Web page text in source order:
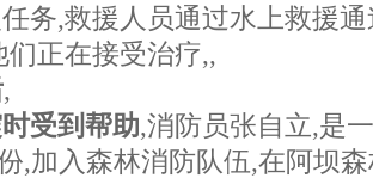
务,救援人员通过水上救援
正在接受治疗,,
,
受到帮助,消防员张自立,是
,加入森林消防队伍,在阿坝